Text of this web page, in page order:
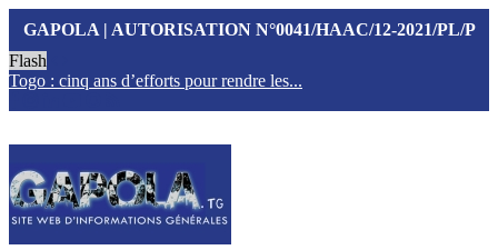
GAPOLA | AUTORISATION N°0041/HAAC/12-2021/PL/P
Flash
Togo : cinq ans d’efforts pour rendre les...